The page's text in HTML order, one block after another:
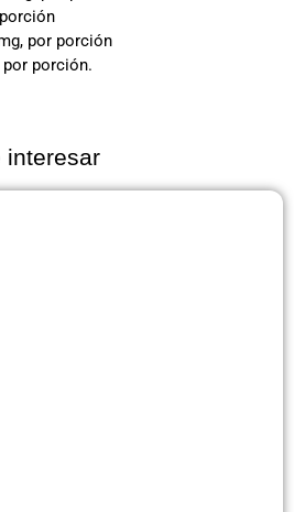
por porción
porción.
interesar